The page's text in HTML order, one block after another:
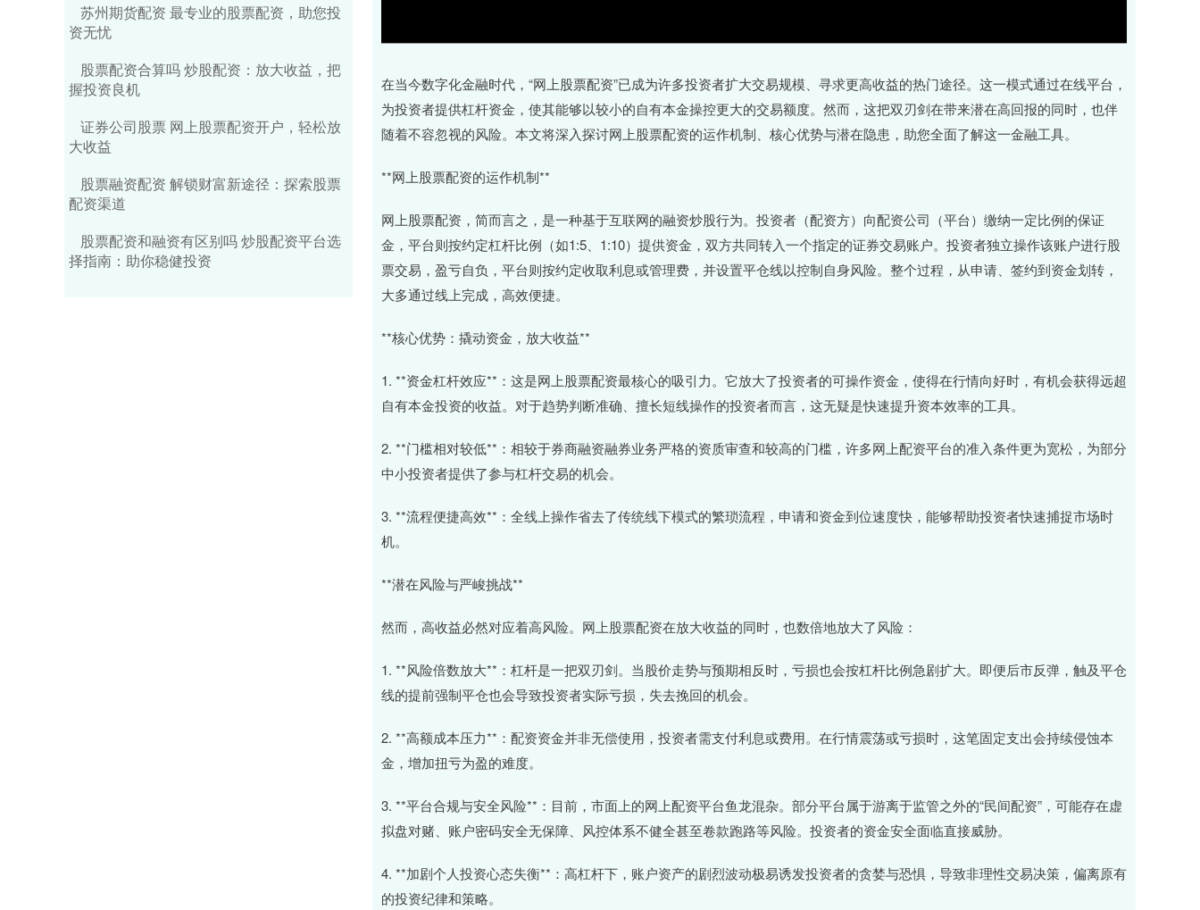
在当今数字化金融时代，“网上股票配资”已成为许多投资者扩大交易规模、寻求更高收益的热门途径。这一模式通过在线平台，
为投资者提供杠杆资金，使其能够以较小的自有本金操控更大的交易额度。然而，这把双刃剑在带来潜在高回报的同时，也伴
随着不容忽视的风险。本文将深入探讨网上股票配资的运作机制、核心优势与潜在隐患，助您全面了解这一金融工具。
**网上股票配资的运作机制**
网上股票配资，简而言之，是一种基于互联网的融资炒股行为。投资者（配资方）向配资公司（平台）缴纳一定比例的保证
金，平台则按约定杠杆比例（如1:5、1:10）提供资金，双方共同转入一个指定的证券交易账户。投资者独立操作该账户进行股
票交易，盈亏自负，平台则按约定收取利息或管理费，并设置平仓线以控制自身风险。整个过程，从申请、签约到资金划转，
大多通过线上完成，高效便捷。
**核心优势：撬动资金，放大收益**
1. **资金杠杆效应**：这是网上股票配资最核心的吸引力。它放大了投资者的可操作资金，使得在行情向好时，有机会获得远超
自有本金投资的收益。对于趋势判断准确、擅长短线操作的投资者而言，这无疑是快速提升资本效率的工具。
2. **门槛相对较低**：相较于券商融资融券业务严格的资质审查和较高的门槛，许多网上配资平台的准入条件更为宽松，为部分
中小投资者提供了参与杠杆交易的机会。
3. **流程便捷高效**：全线上操作省去了传统线下模式的繁琐流程，申请和资金到位速度快，能够帮助投资者快速捕捉市场时
机。
**潜在风险与严峻挑战**
然而，高收益必然对应着高风险。网上股票配资在放大收益的同时，也数倍地放大了风险：
1. **风险倍数放大**：杠杆是一把双刃剑。当股价走势与预期相反时，亏损也会按杠杆比例急剧扩大。即便后市反弹，触及平仓
线的提前强制平仓也会导致投资者实际亏损，失去挽回的机会。
2. **高额成本压力**：配资资金并非无偿使用，投资者需支付利息或费用。在行情震荡或亏损时，这笔固定支出会持续侵蚀本
金，增加扭亏为盈的难度。
3. **平台合规与安全风险**：目前，市面上的网上配资平台鱼龙混杂。部分平台属于游离于监管之外的“民间配资”，可能存在虚
拟盘对赌、账户密码安全无保障、风控体系不健全甚至卷款跑路等风险。投资者的资金安全面临直接威胁。
4. **加剧个人投资心态失衡**：高杠杆下，账户资产的剧烈波动极易诱发投资者的贪婪与恐惧，导致非理性交易决策，偏离原有
的投资纪律和策略。
苏州期货配资 最专业的股票配资，助您投
资无忧
股票配资合算吗 炒股配资：放大收益，把
握投资良机
证券公司股票 网上股票配资开户，轻松放
大收益
股票融资配资 解锁财富新途径：探索股票
配资渠道
股票配资和融资有区别吗 炒股配资平台选
择指南：助你稳健投资